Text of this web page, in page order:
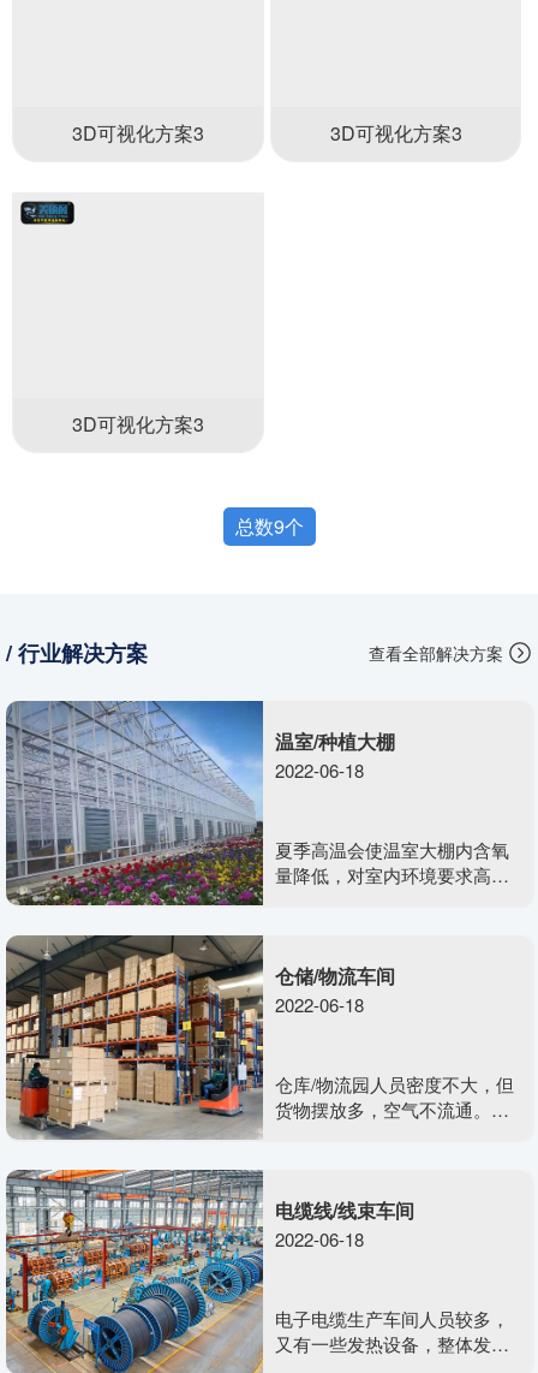
3D可视化方案3 3D可视化方案3
3D可视化方案3
总数9个
/ 行业解决方案 查看全部解决方案
温室/种植大棚
2022-06-18
夏季高温会使温室大棚内含氧
量降低，对室内环境要求高的
要把整个室内密闭空间里的空
气流动起了，不断有外面新的
仓储/物流车间
2022-06-18
仓库/物流园人员密度不大，但
货物摆放多，空气不流通。而
解决。
电缆线/线束车间
2022-06-18
电子电缆生产车间人员较多，
又有一些发热设备，整体发热